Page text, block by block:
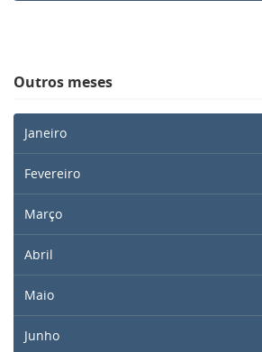
Outros meses
Janeiro
Fevereiro
Março
Abril
Maio
Junho